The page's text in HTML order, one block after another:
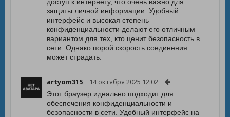
защиты личной информации. Удобный
интерфейс и высокая степень
конфиденциальности делают его отличным
вариантом для тех, кто ценит безопасность в
сети. Однако порой скорость соединения
может страдать.
artyom315 14 октября 2025 12:02
Этот браузер идеально подходит для
обеспечения конфиденциальности и
безопасности в сети. Удобный интерфейс на